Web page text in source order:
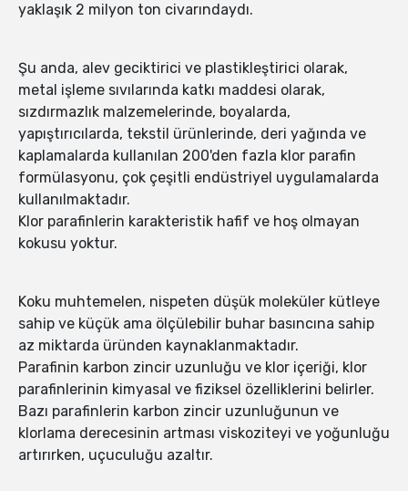
yaklaşık 2 milyon ton civarındaydı.
Şu anda, alev geciktirici ve plastikleştirici olarak,
metal işleme sıvılarında katkı maddesi olarak,
sızdırmazlık malzemelerinde, boyalarda,
yapıştırıcılarda, tekstil ürünlerinde, deri yağında ve
kaplamalarda kullanılan 200'den fazla klor parafin
formülasyonu, çok çeşitli endüstriyel uygulamalarda
kullanılmaktadır.
Klor parafinlerin karakteristik hafif ve hoş olmayan
kokusu yoktur.
Koku muhtemelen, nispeten düşük moleküler kütleye
sahip ve küçük ama ölçülebilir buhar basıncına sahip
az miktarda üründen kaynaklanmaktadır.
Parafinin karbon zincir uzunluğu ve klor içeriği, klor
parafinlerinin kimyasal ve fiziksel özelliklerini belirler.
Bazı parafinlerin karbon zincir uzunluğunun ve
klorlama derecesinin artması viskoziteyi ve yoğunluğu
artırırken, uçuculuğu azaltır.